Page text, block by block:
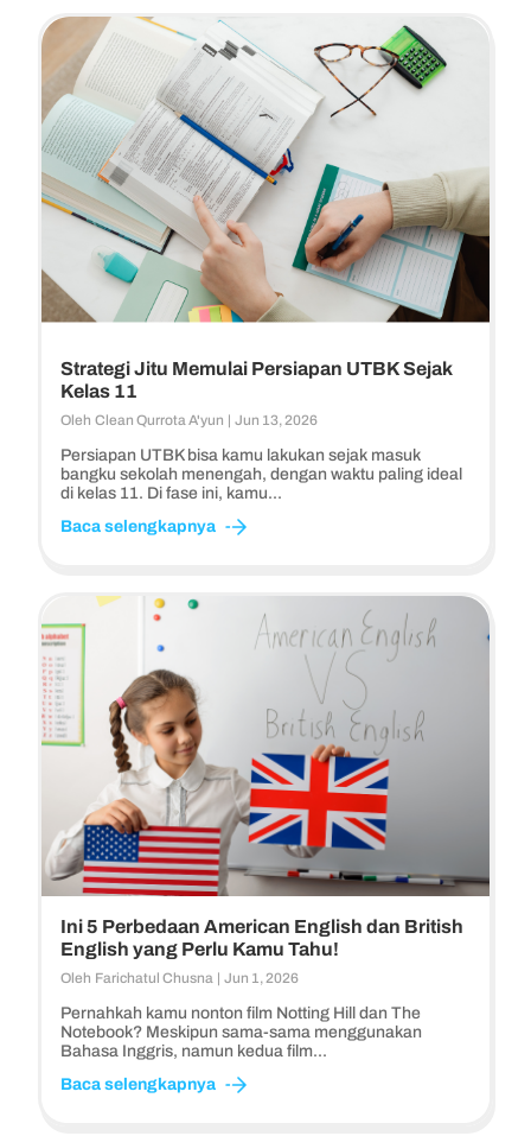
Strategi Jitu Memulai Persiapan UTBK Sejak
Kelas 11
Oleh Clean Qurrota A'yun | Jun 13, 2026
Persiapan UTBK bisa kamu lakukan sejak masuk
bangku sekolah menengah, dengan waktu paling ideal
di kelas 11. Di fase ini, kamu...
Baca selengkapnya
Ini 5 Perbedaan American English dan British
English yang Perlu Kamu Tahu!
Oleh Farichatul Chusna | Jun 1, 2026
Pernahkah kamu nonton film Notting Hill dan The
Notebook? Meskipun sama-sama menggunakan
Bahasa Inggris, namun kedua film...
Baca selengkapnya